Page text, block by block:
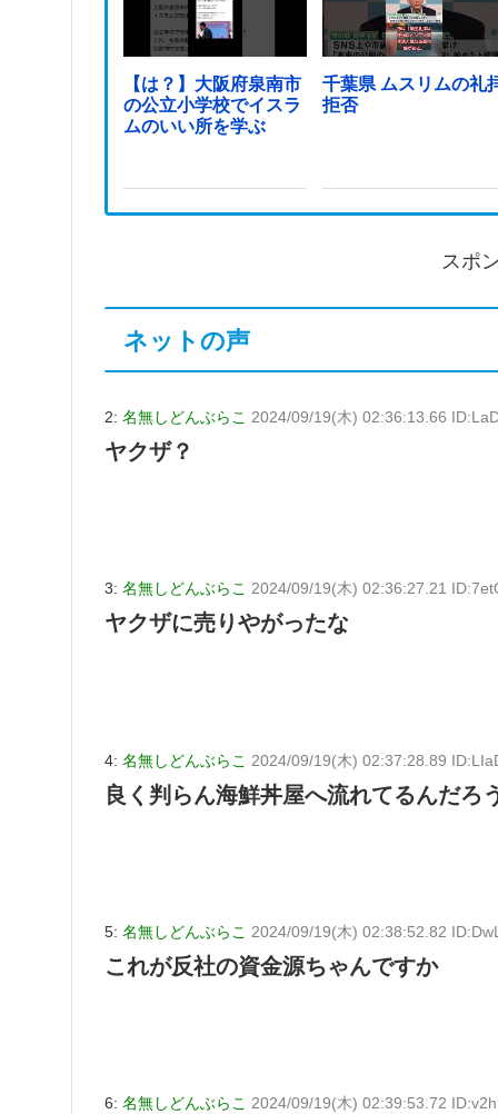
【は？】大阪府泉南市
の公立小学校でイスラ
ムのいい所を学ぶ
千葉県 ムスリムの礼
拒否
スポ
ネットの声
2: 名無しどんぶらこ 2024/09/19(木) 02:36:13.66
ヤクザ？
3: 名無しどんぶらこ 2024/09/19(木) 02:36:27.21
ヤクザに売りやがったな
4: 名無しどんぶらこ 2024/09/19(木) 02:37:28.89
良く判らん海鮮丼屋へ流れてるんだろ
5: 名無しどんぶらこ 2024/09/19(木) 02:38:52.82
これが反社の資金源ちゃんですか
6: 名無しどんぶらこ 2024/09/19(木) 02:39:53.72